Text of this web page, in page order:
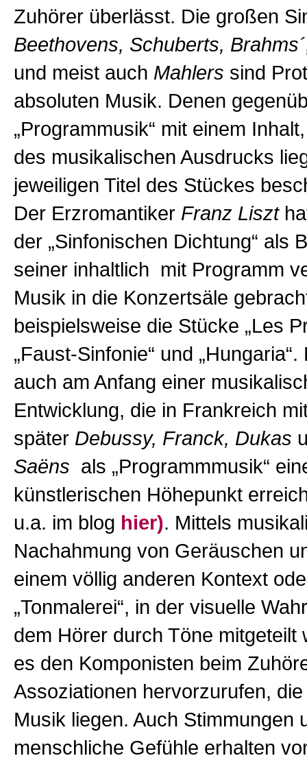
Zuhörer überlässt. Die großen
Beethovens, Schuberts,
und meist auch Mahlers sind
absoluten Musik. Denen
„Programmusik“ mit einem
des musikalischen Ausdrucks
jeweiligen Titel des Stückes
Der Erzromantiker Franz Liszt
der „Sinfonischen Dichtung“ als
seiner inhaltlich mit Programm
Musik in die Konzertsäle
beispielsweise die Stücke „Les
„Faust-Sinfonie“ und
auch am Anfang einer
Entwicklung, die in Frankreich
später Debussy, Franck, Dukas
Saëns als „Programmmusik“
künstlerischen Höhepunkt
u.a. im blog hier). Mittels
Nachahmung von Geräuschen
einem völlig anderen Kontext
„Tonmalerei“, in der visuelle
dem Hörer durch Töne mitgeteilt
es den Komponisten beim
Assoziationen hervorzurufen,
Musik liegen. Auch Stimmungen
menschliche Gefühle erhalten